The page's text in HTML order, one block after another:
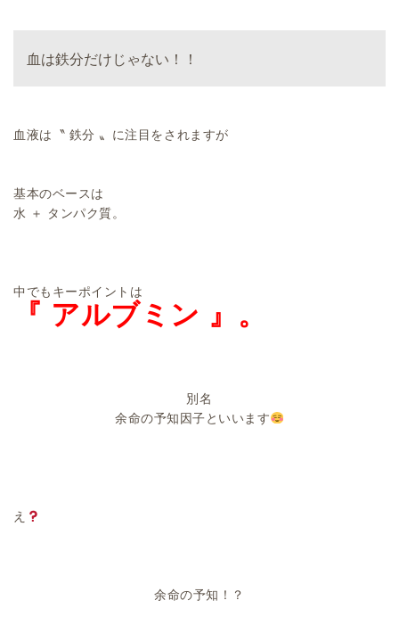
血は鉄分だけじゃない！！
血液は〝 鉄分 〟に注目をされますが
基本のベースは
水 ＋ タンパク質。
中でもキーポイントは
『 アルブミン 』。
別名
余命の予知因子といいます
え
余命の予知！？